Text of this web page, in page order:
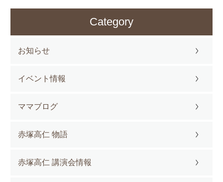
Category
お知らせ
イベント情報
ママブログ
赤塚高仁 物語
赤塚高仁 講演会情報